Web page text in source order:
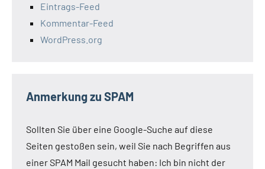
Eintrags-Feed
Kommentar-Feed
WordPress.org
Anmerkung zu SPAM
Sollten Sie über eine Google-Suche auf diese
Seiten gestoßen sein, weil Sie nach Begriffen aus
einer SPAM Mail gesucht haben: Ich bin nicht der